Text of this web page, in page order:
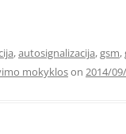
,autosignalizacija,gsm,
mokykloson 2014/